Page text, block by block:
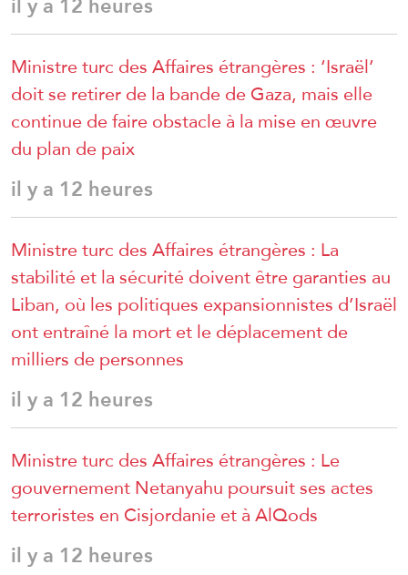
Ministre turc des Affaires étrangères : ‘Israël’
doit se retirer de la bande de Gaza, mais elle
continue de faire obstacle à la mise en œuvre
du plan de paix
il y a 12 heures
Ministre turc des Affaires étrangères : La
stabilité et la sécurité doivent être garanties au
Liban, où les politiques expansionnistes d’Israël
ont entraîné la mort et le déplacement de
milliers de personnes
il y a 12 heures
Ministre turc des Affaires étrangères : Le
gouvernement Netanyahu poursuit ses actes
terroristes en Cisjordanie et à AlQods
il y a 12 heures